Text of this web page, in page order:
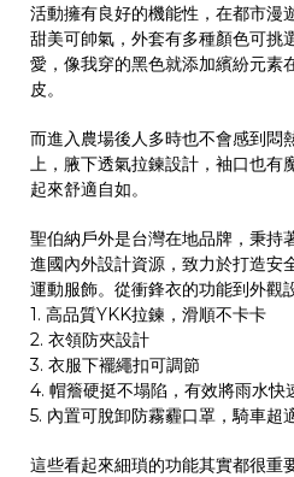
活動擁有良好的機能性，在都市
甜美可帥氣，外套有多種顏色可挑
愛，像我穿的黑色就添加繽紛元素
皮。
而進入農場後人多時也不會感到
上，腋下透氣拉鍊設計，袖口也有
起來舒適自如。
聖伯納戶外是台灣在地品牌，秉持
進國內外設計資源，致力於打造安
運動服飾。從衝鋒衣的功能到外觀
1. 高品質YKK拉鍊，滑順不卡卡
2. 衣領防夾設計
3. 衣服下襬繩扣可調節
4. 帽簷硬挺不塌陷，有效將雨水快
5. 內置可脫卸防霧霾口罩，騎車超
這些看起來細瑣的功能其實都很重